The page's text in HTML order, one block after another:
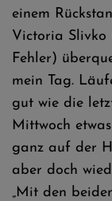
einem
Victoria Slivko
Fehler)
mein Tag.
gut wie die
Mittwoch
ganz auf der
aber doch
„Mit den